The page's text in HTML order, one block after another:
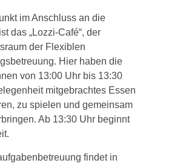
im Anschluss an die
das „Lozzi-Café“, der
der Flexiblen
Hier haben die
von 13:00 Uhr bis 13:30
mitgebrachtes Essen
zu spielen und gemeinsam
Ab 13:30 Uhr beginnt
findet in